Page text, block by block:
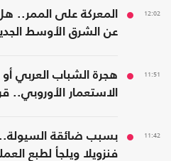
12:02
المعركة على الممر..
عن الشرق الأوسط
11:51
هجرة الشباب العربي
الاستعمار الأوروبي..
11:42
بسبب ضائقة
فنزويلا ويلجأ لطبع